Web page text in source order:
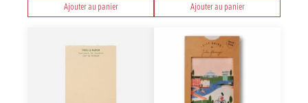
Ajouter au panier Ajouter au panier